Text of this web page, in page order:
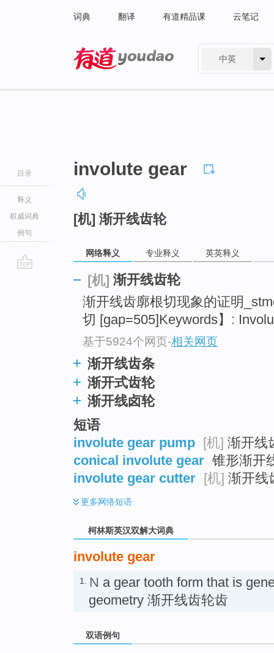
词典 翻译 有道精品课 云笔记
中英
目录
释义
权威词典
例句
involute gear
[机] 渐开线齿轮
网络释义 专业释义 英英释义
[机] 渐开线齿轮
渐开线齿廓根切现象的证明
切 [gap=505]Keywords】:
基于5924个网页-相关网页
渐开线齿条
渐开式齿轮
渐开线卤轮
短语
involute gear pump [机] 渐开线
conical involute gear 锥形渐开
involute gear cutter [机] 渐开线
更多网络短语
柯林斯英汉双解大词典
involute gear
1. N a gear tooth form that is
geometry 渐开线齿轮齿
双语例句